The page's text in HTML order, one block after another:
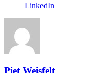
LinkedIn
Piet Weisfelt